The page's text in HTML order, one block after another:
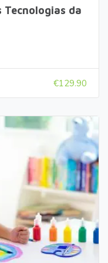
Tecnologias da
€129.90